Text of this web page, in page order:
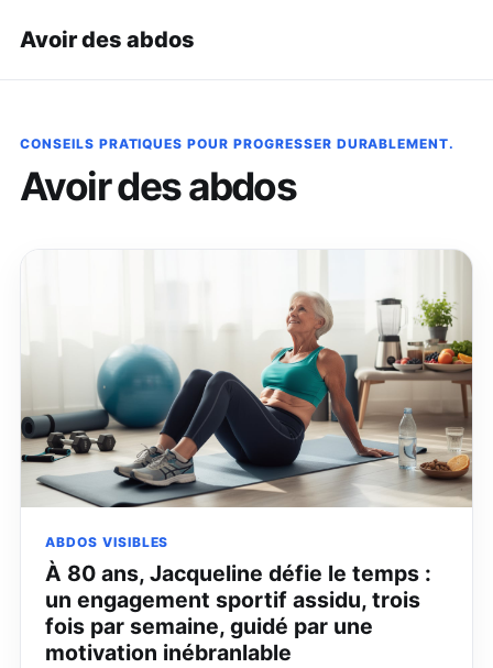
Avoir des abdos
CONSEILS PRATIQUES POUR PROGRESSER DURABLEMENT.
Avoir des abdos
ABDOS VISIBLES
À 80 ans, Jacqueline défie le temps :
un engagement sportif assidu, trois
fois par semaine, guidé par une
motivation inébranlable